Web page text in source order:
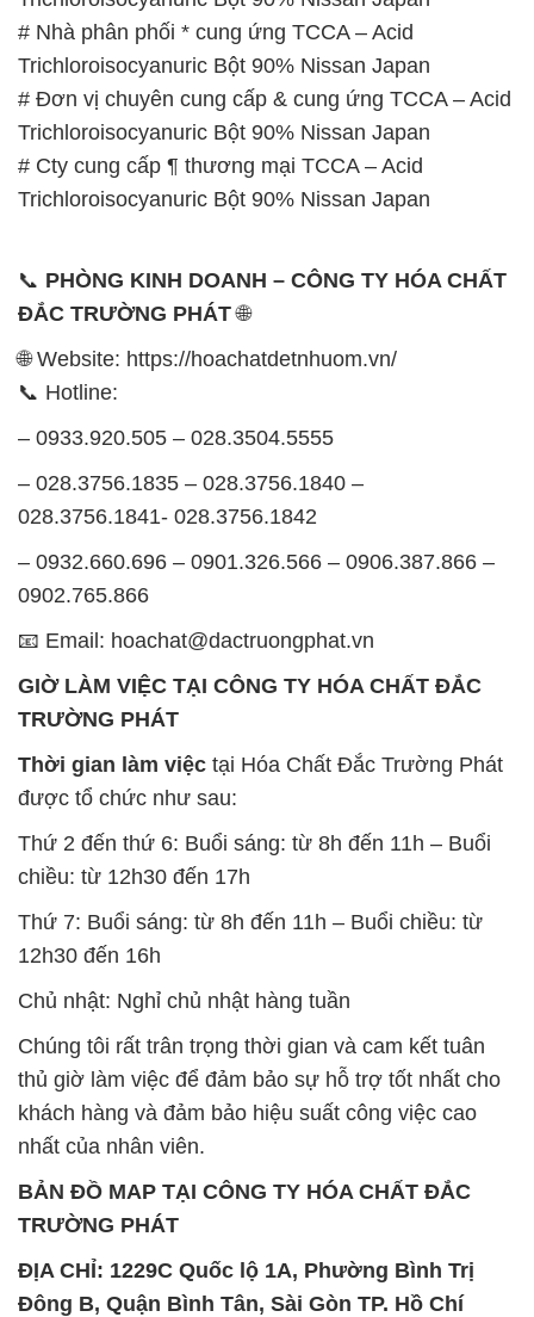
# Cty cung cấp ¶ thương mại TCCA – Acid
Trichloroisocyanuric Bột 90% Nissan Japan
📞PHÒNG KINH DOANH – CÔNG TY HÓA CHẤT
ĐẮC TRƯỜNG PHÁT🌐
🌐 Website: https://hoachatdetnhuom.vn/
– 0933.920.505 – 028.3504.5555
028.3756.1841- 028.3756.1842
0902.765.866
📧 Email: hoachat@dactruongphat.vn
TRƯỜNG PHÁT
được tổ chức như sau:
Thứ 2 đến thứ 6: Buổi sáng: từ 8h đến 11h – Buổi
chiều: từ 12h30 đến 17h
Thứ 7: Buổi sáng: từ 8h đến 11h – Buổi chiều: từ
12h30 đến 16h
Chủ nhật: Nghỉ chủ nhật hàng tuần
thủ giờ làm việc để đảm bảo sự hỗ trợ tốt nhất cho
khách hàng và đảm bảo hiệu suất công việc cao
nhất của nhân viên.
BẢN ĐỒ MAP TẠI CÔNG TY HÓA CHẤT ĐẮC
TRƯỜNG PHÁT
ĐỊA CHỈ: 1229C Quốc lộ 1A, Phường Bình Trị
Đông B, Quận Bình Tân, Sài Gòn TP. Hồ Chí
Minh